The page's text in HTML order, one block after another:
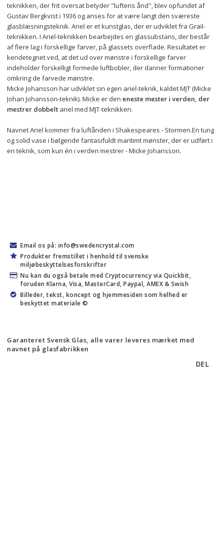
teknikken, der frit oversat betyder "luftens ånd", blev opfundet af
Gustav Bergkvist i 1936 og anses for at være langt den sværeste
glasblæsningsteknik. Ariel er et kunstglas, der er udviklet fra Grail-
teknikken. I Ariel-teknikken bearbejdes en glassubstans, der består
af flere lag i forskellige farver, på glassets overflade. Resultatet er
kendetegnet ved, at det ud over mønstre i forskellige farver
indeholder forskelligt formede luftbobler, der danner formationer
omkring de farvede mønstre.
Micke Johansson har udviklet sin egen ariel-teknik, kaldet MJT (Micke
Johan Johansson-teknik). Micke er den eneste mester i verden, der
mestrer dobbelt ariel med MJT-teknikken.
Navnet Ariel kommer fra luftånden i Shakespeares - Stormen.En tung
og solid vase i bølgende fantasifuldt maritimt mønster, der er udført i
en teknik, som kun én i verden mestrer - Micke Johansson.
Email os på: info@swedencrystal.com
Produkter fremstillet i henhold til svenske
miljøbeskyttelsesforskrifter
Nu kan du også betale med Cryptocurrency via Quickbit,
foruden Klarna, Visa, MasterCard, Paypal, AMEX & Swish
Billeder, tekst, koncept og hjemmesiden som helhed er
beskyttet materiale ©
Garanteret Svensk Glas, alle varer leveres mærket med
navnet på glasfabrikken
DEL